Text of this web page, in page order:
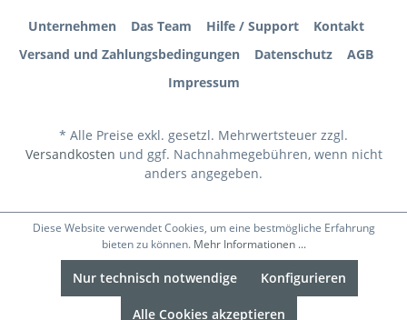
Unternehmen Das Team Hilfe / Support
Kontakt
Versand und Zahlungsbedingungen
Datenschutz
AGB
Impressum
* Alle Preise exkl. gesetzl. Mehrwertsteuer zzgl.
Versandkosten und ggf. Nachnahmegebühren, wenn nicht
anders angegeben.
Diese Website verwendet Cookies, um eine bestmögliche Erfahrung
bieten zu können. Mehr Informationen ...
Nur technisch notwendige Konfigurieren
Alle Cookies akzeptieren